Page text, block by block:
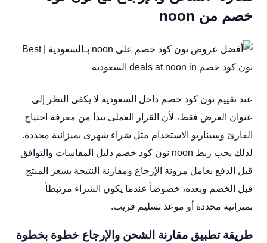
خصم من noon
عند تقييم نون كود خصم داخل السعودية لا يكفى النظر إلى
عنوان العرض فقط، لأن القرار العملى يبدأ من معرفة احتياج
القارئ وسيناريو الاستخدام مثل شراء شهرى بميزانية محددة.
لذلك يجب ربط noon نون كود خصم دليل المقاسات والتوافق
قبل الدفع بعامل مرونة الإرجاع ومقارنة النتيجة بسعر المنتج
قبل الخصم وبعده، خصوصاً عندما يكون الشراء مرتبطاً
بميزانية محددة أو موعد تسليم قريب.
طريقة تطبيق مقارنة الشحن والإرجاع خطوة بخطوة